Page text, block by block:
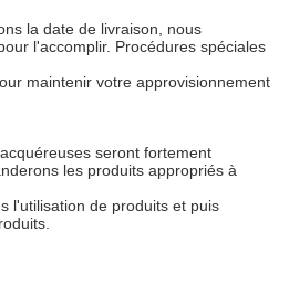
la date de livraison, nous
l'accomplir. Procédures spéciales
maintenir votre approvisionnement
seront fortement
les produits appropriés à
l'utilisation de produits et puis